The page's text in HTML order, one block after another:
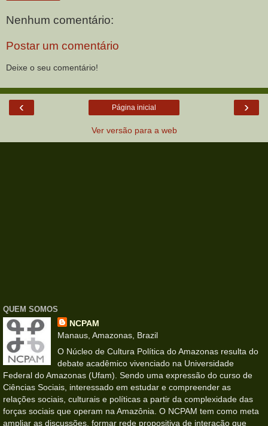
Nenhum comentário:
Postar um comentário
Deixe o seu comentário!
‹ ›
Página inicial
Ver versão para a web
QUEM SOMOS
NCPAM
Manaus, Amazonas, Brazil
O Núcleo de Cultura Política do Amazonas resulta do
debate acadêmico vivenciado na Universidade
Federal do Amazonas (Ufam). Sendo uma expressão do curso de
Ciências Sociais, interessado em estudar e compreender as
relações sociais, culturais e políticas a partir da complexidade das
forças sociais que operam na Amazônia. O NCPAM tem como meta
ampliar as discussões, formar rede propositiva de interação que